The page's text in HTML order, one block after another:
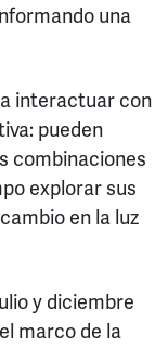
una
interactuar con
pueden
combinaciones
explorar sus
en la luz
y diciembre
marco de la